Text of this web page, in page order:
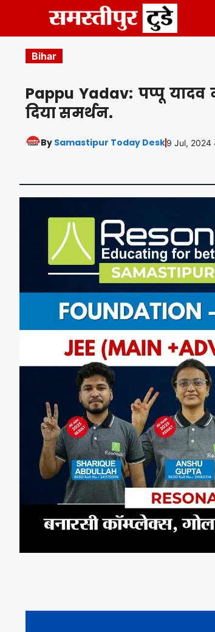
content
Bihar
Pappu Yadav: पप्पू
दिया समर्थन.
By Samastipur Today Desk9 Jul, 2024